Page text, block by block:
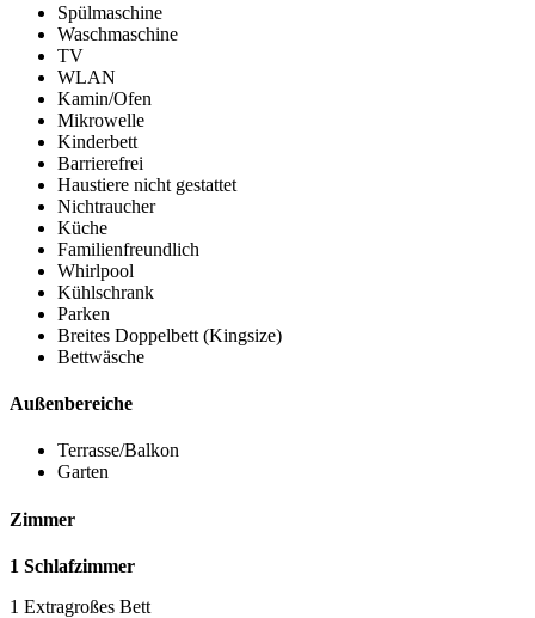
Spülmaschine
Waschmaschine
TV
WLAN
Kamin/Ofen
Mikrowelle
Kinderbett
Barrierefrei
Haustiere nicht gestattet
Nichtraucher
Küche
Familienfreundlich
Whirlpool
Kühlschrank
Parken
Breites Doppelbett (Kingsize)
Bettwäsche
Außenbereiche
Terrasse/Balkon
Garten
Zimmer
1 Schlafzimmer
1 Extragroßes Bett